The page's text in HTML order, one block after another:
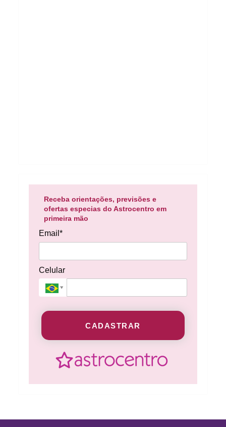
Receba orientações, previsões e
ofertas especias do Astrocentro em
primeira mão
Email*
Celular
CADASTRAR